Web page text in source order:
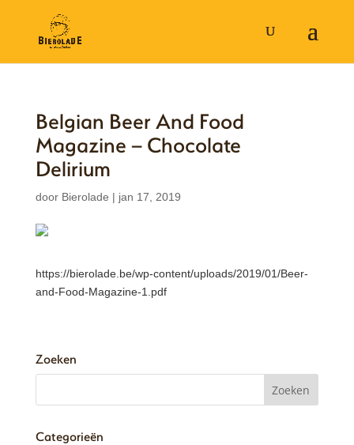
Belgian Beer And Food
Magazine – Chocolate
Delirium
door Bierolade | jan 17, 2019
https://bierolade.be/wp-content/uploads/2019/01/Beer-
and-Food-Magazine-1.pdf
Zoeken
Categorieën